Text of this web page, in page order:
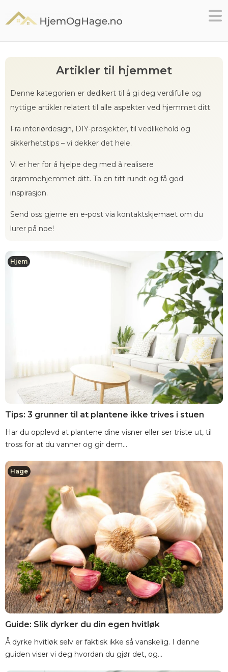
Artikler til hjemmet
Denne kategorien er dedikert til å gi deg verdifulle og
nyttige artikler relatert til alle aspekter ved hjemmet ditt.
Fra interiørdesign, DIY-prosjekter, til vedlikehold og
sikkerhetstips – vi dekker det hele.
Vi er her for å hjelpe deg med å realisere
drømmehjemmet ditt. Ta en titt rundt og få god
inspirasjon.
Send oss gjerne en e-post via kontaktskjemaet om du
lurer på noe!
Tips: 3 grunner til at plantene ikke trives i stuen
Har du opplevd at plantene dine visner eller ser triste ut, til
tross for at du vanner og gir dem...
Hjem
Guide: Slik dyrker du din egen hvitløk
Å dyrke hvitløk selv er faktisk ikke så vanskelig. I denne
guiden viser vi deg hvordan du gjør det, og...
Hage